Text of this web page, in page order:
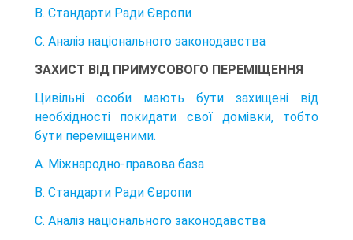
B. Стандарти Ради Європи
C. Аналіз національного законодавства
ЗАХИСТ ВІД ПРИМУСОВОГО ПЕРЕМІЩЕННЯ
Цивільні особи мають бути захищені від
необхідності покидати свої домівки, тобто
бути переміщеними.
A. Міжнародно-правова база
B. Стандарти Ради Європи
C. Аналіз національного законодавства